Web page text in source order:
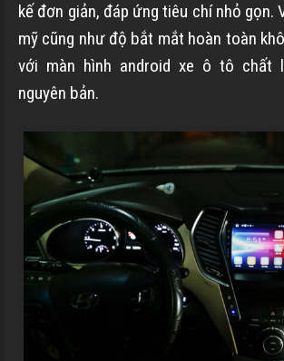
kế đơn giản, đáp ứng tiêu chí nhỏ gọn.
mỹ cũng như độ bắt mắt hoàn toàn
với màn hình android xe ô tô chất
nguyên bản.